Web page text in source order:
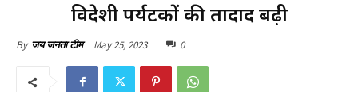
विदेशी पर्यटकों की तादाद बढ़ी
By जय जनता टीम May 25, 2023 0